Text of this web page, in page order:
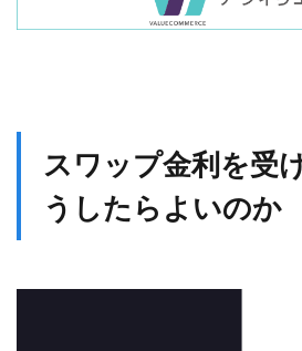
スワップ金利を受
うしたらよいのか